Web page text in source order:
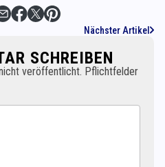
Nächster Artikel
SCHREIBEN
veröffentlicht. Pflichtfelder